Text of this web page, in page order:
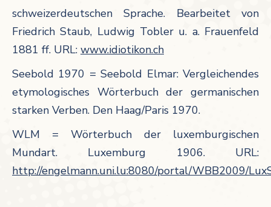
schweizerdeutschen Sprache. Bearbeitet von
Friedrich Staub, Ludwig Tobler u. a. Frauenfeld
1881 ff. URL: www.idiotikon.ch
Seebold 1970 = Seebold Elmar: Vergleichendes
etymologisches Wörterbuch der germanischen
starken Verben. Den Haag/Paris 1970.
WLM = Wörterbuch der luxemburgischen
Mundart. Luxemburg 1906. URL:
http://engelmann.uni.lu:8080/portal/WBB2009/